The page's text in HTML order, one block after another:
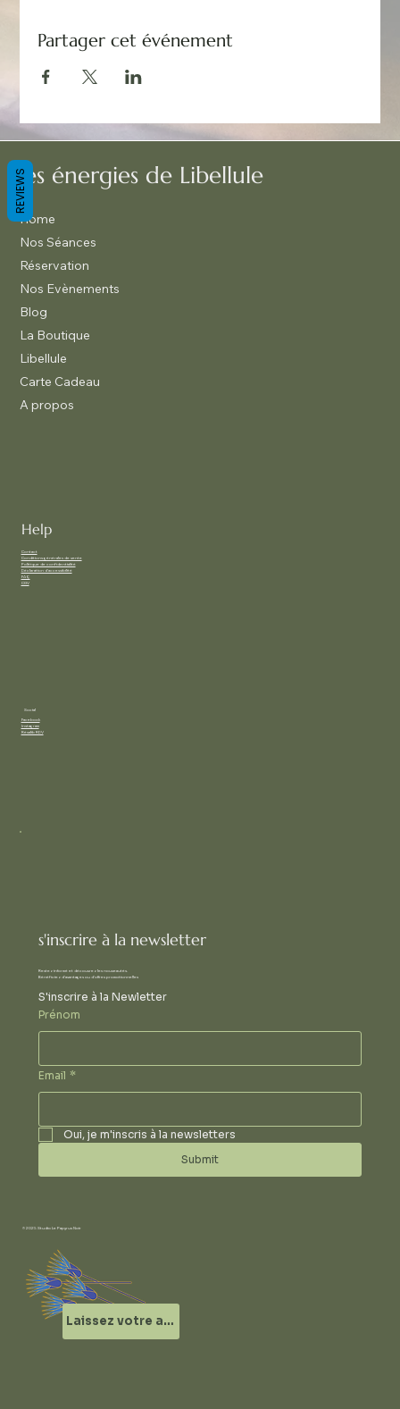
Partager cet événement
Les énergies de Libellule
Home
Nos Séances
Réservation
Nos Evènements
Blog
La Boutique
Libellule
Carte Cadeau
A propos
Help
Contact
Conditions générales de vente
Politique de confidentialité
Déclaration d'accessibilité
FAQ
CGV
Social
Facebook
Instagram
Résalib RDV
s'inscrire à la newsletter
Restez informé et découvrez les nouveautés.
Bénéficiez d'avantages ou d'offres promotionnelles
S'inscrire à la Newletter
Prénom
Email *
Oui, je m'inscris à la newsletters
Submit
© 2025 Studio Le Papyrus Noir
Laissez votre avis !
REVIEWS